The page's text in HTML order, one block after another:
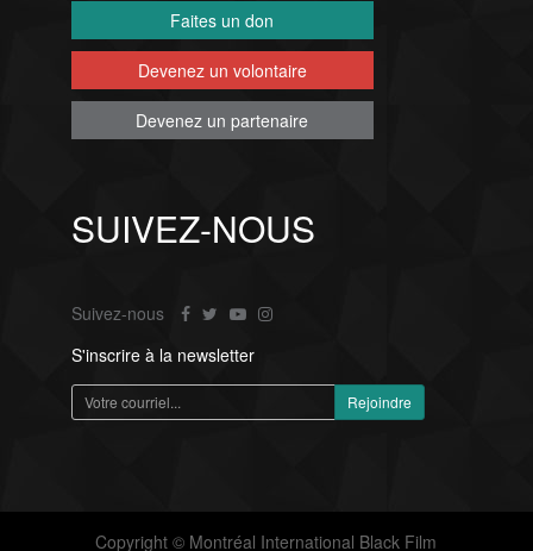
Faites un don
Devenez un volontaire
Devenez un partenaire
SUIVEZ-NOUS
Suivez-nous
S'inscrire à la newsletter
Copyright © Montréal International Black Film